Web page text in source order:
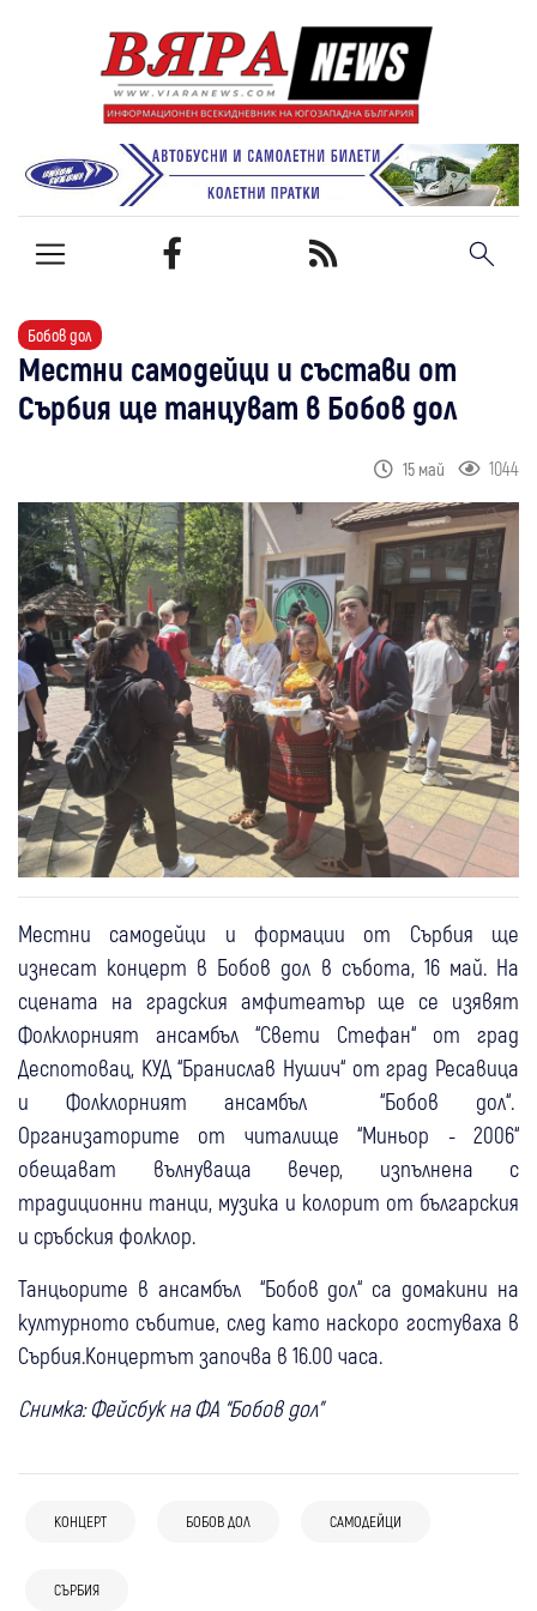
Бобов дол
Местни самодейци и състави от
Сърбия ще танцуват в Бобов дол
15 май 1044
Местни самодейци и формации от Сърбия ще
изнесат концерт в Бобов дол в събота, 16 май. На
сцената на градския амфитеатър ще се изявят
Фолклорният ансамбъл “Свети Стефан“ от град
Деспотовац, КУД “Бранислав Нушич“ от град Ресавица
и Фолклорният ансамбъл “Бобов дол“.
Организаторите от читалище “Миньор - 2006“
обещават вълнуваща вечер, изпълнена с
традиционни танци, музика и колорит от българския
и сръбския фолклор.
Танцьорите в ансамбъл “Бобов дол“ са домакини на
културното събитие, след като наскоро гостуваха в
Сърбия.Концертът започва в 16.00 часа.
Снимка: Фейсбук на ФА “Бобов дол”
КОНЦЕРТ БОБОВ ДОЛ САМОДЕЙЦИ
СЪРБИЯ
Жегата и сушата разкриха потопени
“Лъвовете“ тръгват към Евроволей 2026